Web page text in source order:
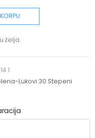
želja
Lukovi 30 Stepeni